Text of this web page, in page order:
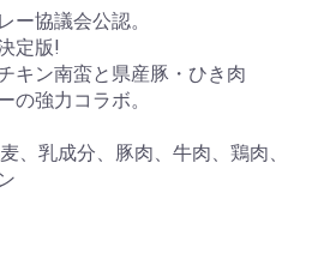
ー協議会公認。
定版!
キン南蛮と県産豚・ひき肉
の強力コラボ。
、乳成分、豚肉、牛肉、鶏肉、